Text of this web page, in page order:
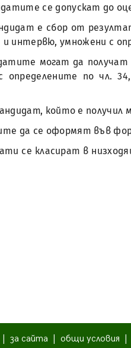
се допускат до
е сбор от
интервю, умножени с
могат да
по чл.
който е
да се оформят във
се класират в
за сайта общи условия